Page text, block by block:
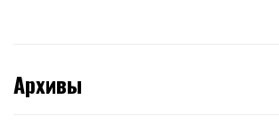
Архивы